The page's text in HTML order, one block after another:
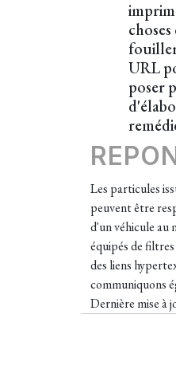
URL
poser
Les particules
peuvent être
d'un véhicule au
équipés de
des liens
communiquons
Dernière mise à